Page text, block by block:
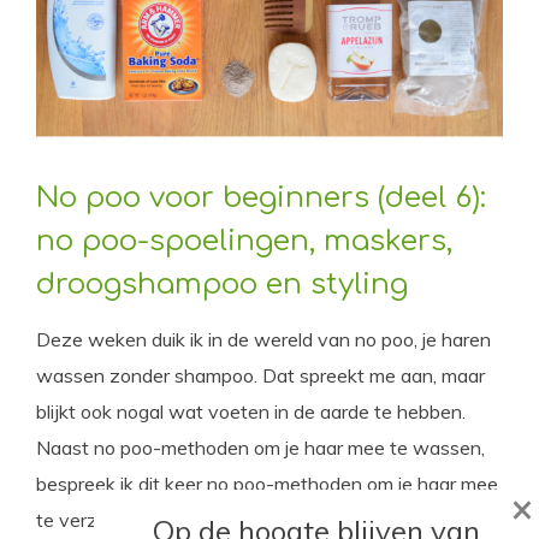
No poo voor beginners (deel 6):
no poo-spoelingen, maskers,
droogshampoo en styling
Deze weken duik ik in de wereld van no poo, je haren
wassen zonder shampoo. Dat spreekt me aan, maar
blijkt ook nogal wat voeten in de aarde te hebben.
Naast no poo-methoden om je haar mee te wassen,
bespreek ik dit keer no poo-methoden om je haar mee
te verzorgen en behandelen.Op de hoogte blijven van
×